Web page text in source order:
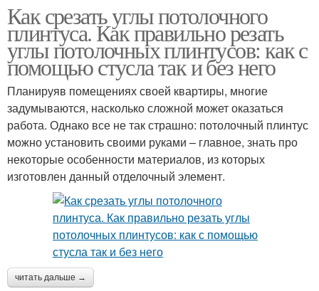
Как срезать углы потолочного
плинтуса. Как правильно резать
углы потолочных плинтусов: как с
помощью стусла так и без него
Планируяв помещениях своей квартиры, многие
задумываются, насколько сложной может оказаться
работа. Однако все не так страшно: потолочный плинтус
можно установить своими руками – главное, знать про
некоторые особенности материалов, из которых
изготовлен данный отделочный элемент.
читать дальше →